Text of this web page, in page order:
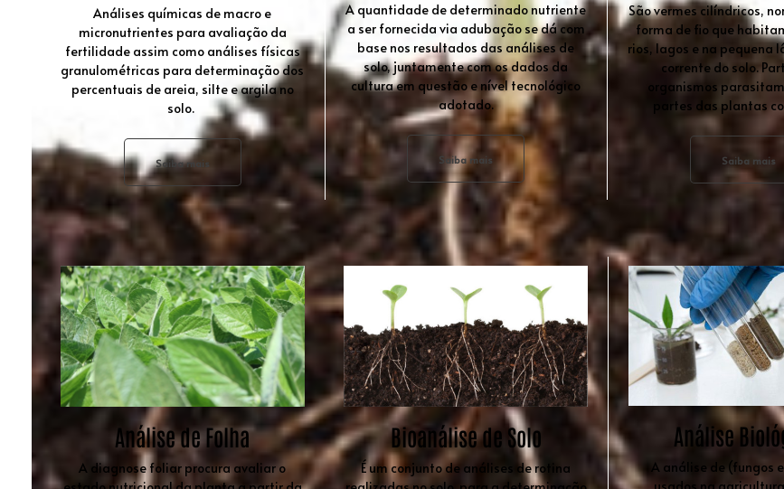
Análises químicas de macro e
micronutrientes para avaliação da
fertilidade assim como análises físicas
granulométricas para determinação dos
percentuais de areia, silte e argila no
solo.
Saiba mais
A quantidade de determinado nutriente
a ser fornecida via adubação se dá com
base nos resultados das análises de
solo, juntamente com os dados da
cultura em questão e nível tecnológico
adotado.
Saiba mais
São vermes cilíndricos,
forma de fio que
rios, lagos e na pequena
corrente do solo.
organismos
partes das plantas
Saiba mais
Análise de Folha
A diagnose foliar procura avaliar o
Bioanálise de Solo
É um conjunto de análises de rotina
Análise
A análise de (fungos